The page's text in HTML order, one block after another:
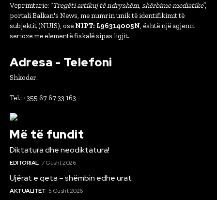
Veprimtarie: “Tregëti artikuj të ndryshëm, shërbime mediatike”,
portali Balkan's News, me numrin unik të identifikimit të
subjektit (NUIS), ose NIPT: L96314005N, është një agjenci
serioze me elementë fiskalë sipas ligjit.
Adresa - Telefoni
Shkoder.
Tel.: +355 67 67 33 163
Më të fundit
Diktatura dhe neodiktatura!
EDITORIAL 7 Gusht 2026
Ujërat e qeta – shëmbin edhe urat
AKTUALITET 5 Gusht 2026